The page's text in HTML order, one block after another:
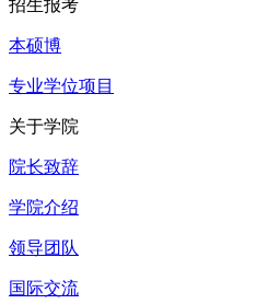
招生报考
本硕博
专业学位项目
关于学院
院长致辞
学院介绍
领导团队
国际交流